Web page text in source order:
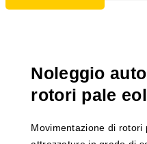
Noleggio
rotori pale
Movimentazione di rotori